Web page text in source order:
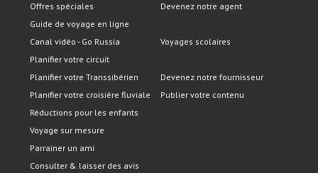
Offres spéciales
Guide de voyage en ligne
Canal vidéo - Go Russia
Planifier votre circuit
Planifier votre Transsibérien
Planifier votre croisière fluviale
Réductions pour les enfants
Voyage sur mesure
Parrainer un ami
Consulter & laisser des avis
Devenez notre agent
Voyages scolaires
Devenez notre fournisseur
Publier votre contenu